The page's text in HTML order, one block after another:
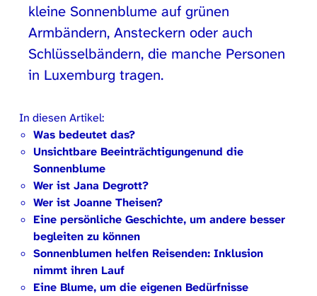
kleine Sonnenblume auf grünen
Armbändern, Ansteckern oder auch
Schlüsselbändern, die manche Personen
in Luxemburg tragen.
In diesen Artikel:
Was bedeutet das?
Unsichtbare Beeinträchtigungenund die
Sonnenblume
Wer ist Jana Degrott?
Wer ist Joanne Theisen?
Eine persönliche Geschichte, um andere besser
begleiten zu können
Sonnenblumen helfen Reisenden: Inklusion
nimmt ihren Lauf
Eine Blume, um die eigenen Bedürfnisse